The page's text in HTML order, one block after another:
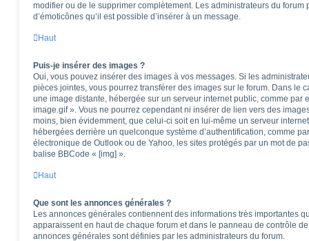
modifier ou de le supprimer complètement. Les administrateurs du
d’émoticônes qu’il est possible d’insérer à un message.
Haut
Puis-je insérer des images ?
Oui, vous pouvez insérer des images à vos messages. Si les
pièces jointes, vous pourrez transférer des images sur le forum. Dans le
une image distante, hébergée sur un serveur internet public, comme par
image.gif ». Vous ne pourrez cependant ni insérer de lien vers des
moins, bien évidemment, que celui-ci soit en lui-même un serveur
hébergées derrière un quelconque système d’authentification, comme
électronique de Outlook ou de Yahoo, les sites protégés par un mot de
balise BBCode « [img] ».
Haut
Que sont les annonces générales ?
Les annonces générales contiennent des informations très importantes
apparaissent en haut de chaque forum et dans le panneau de contrôle
annonces générales sont définies par les administrateurs du forum.